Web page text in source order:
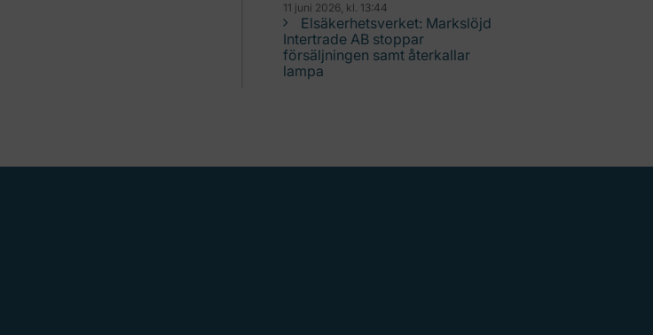
11 juni 2026, kl. 13:44
Elsäkerhetsverket: Markslöjd
Intertrade AB stoppar
försäljningen samt återkallar
lampa